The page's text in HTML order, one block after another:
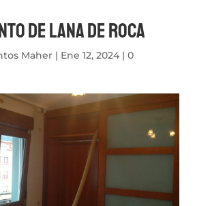
de lana de roca
Maher| Ene 12, 2024| 0